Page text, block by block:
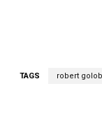
TAGS robert golob